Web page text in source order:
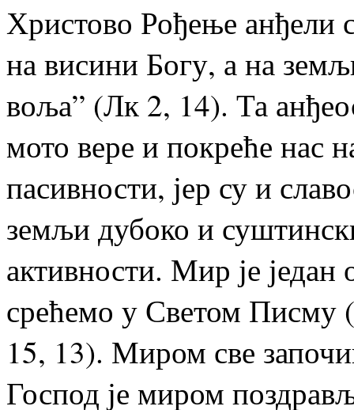
Христово Рођење анђели
на висини Богу, а на
воља” (Лк 2, 14). Та
мото вере и покреће нас
пасивности, јер су и
земљи дубоко и
активности. Мир је један
срећемо у Светом
15, 13). Миром све
Господ је миром